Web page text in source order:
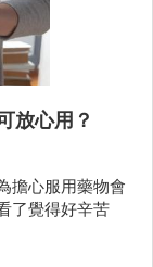
放心用？
擔心服用藥物會
了覺得好辛苦